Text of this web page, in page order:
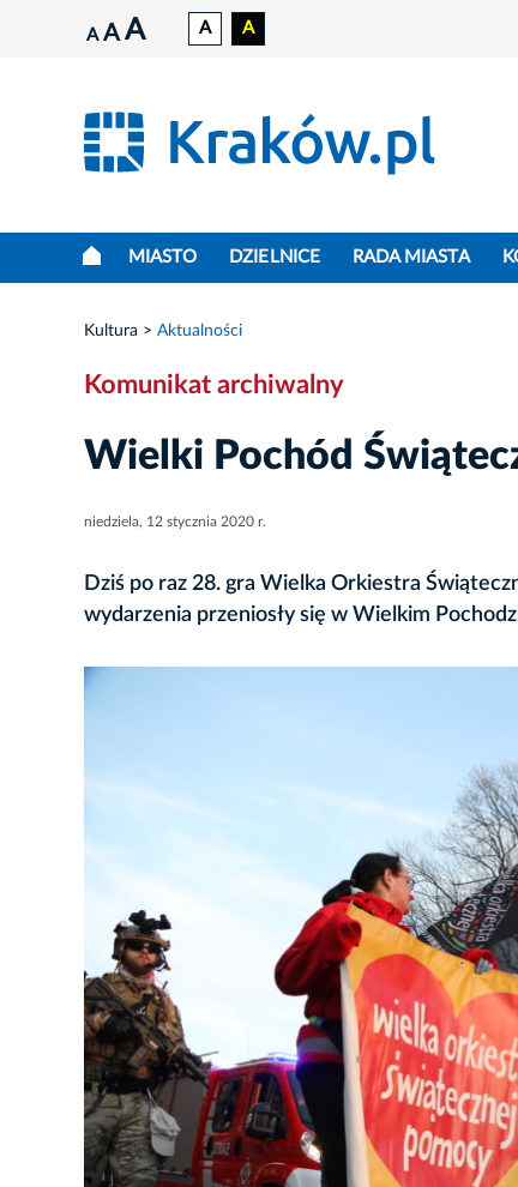
A A A A A
MIASTO DZIELNICE RADA MIASTA
Kultura Aktualności
Komunikat archiwalny
Wielki Pochód
niedziela, 12 stycznia 2020 r.
Dziś po raz 28. gra Wielka Orkiestra
wydarzenia przeniosły się w Wielkim